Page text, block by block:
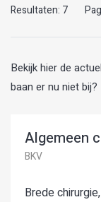
Resultaten: 7
Bekijk hier de
baan er nu niet
Algemeen
BKV
Brede